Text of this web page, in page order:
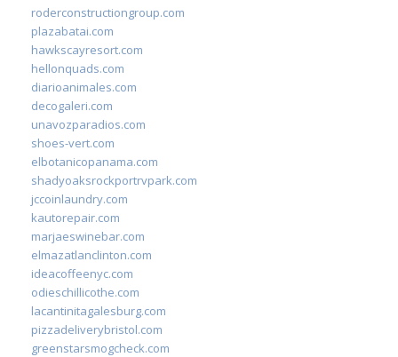
roderconstructiongroup.com
plazabatai.com
hawkscayresort.com
hellonquads.com
diarioanimales.com
decogaleri.com
unavozparadios.com
shoes-vert.com
elbotanicopanama.com
shadyoaksrockportrvpark.com
jccoinlaundry.com
kautorepair.com
marjaeswinebar.com
elmazatlanclinton.com
ideacoffeenyc.com
odieschillicothe.com
lacantinitagalesburg.com
pizzadeliverybristol.com
greenstarsmogcheck.com